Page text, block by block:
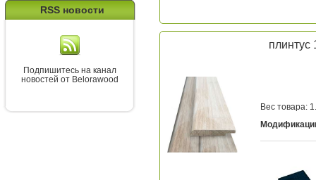
RSS новости
Подпишитесь на канал
новостей от Belorawood
плинтус
Вес товара: